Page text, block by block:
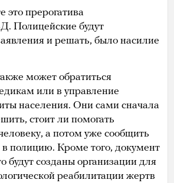
это прерогатива
Полицейские будут
и решать, было насилие
может обратиться
или в управление
населения. Они сами сначала
стоит ли помогать
а потом уже сообщить
полицию. Кроме того, документ
будут созданы организации для
реабилитации жертв